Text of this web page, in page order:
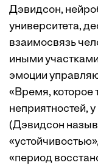
Дэвидсон,
университета,
взаимосвязь
иными участками
эмоции
«Время, которое
неприятностей,
(Дэвидсон
«период